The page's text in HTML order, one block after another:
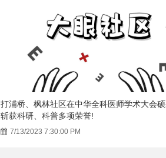
打浦桥、枫林社区在中华全科医师学术大会硕
斩获科研、科普多项荣誉!
7/13/2023 7:30:00 PM